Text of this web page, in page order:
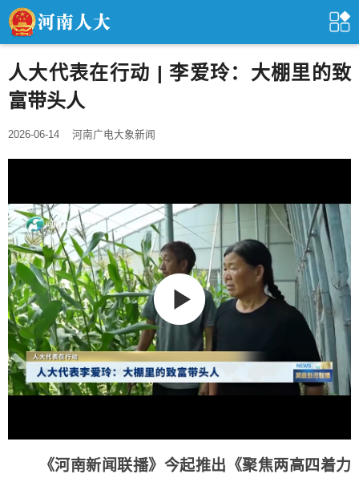
人大代表在行动 | 李爱玲：大棚里的致
富带头人
2026-06-14 河南广电大象新闻
《河南新闻联播》今起推出《聚焦两高四着力